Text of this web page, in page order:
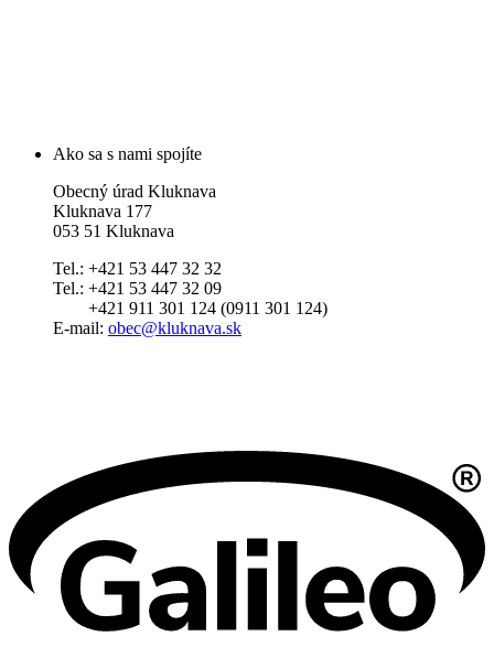
Ako sa s nami spojíte
Obecný úrad Kluknava
Kluknava 177
053 51 Kluknava
Tel.: +421 53 447 32 32
Tel.: +421 53 447 32 09
+421 911 301 124 (0911 301 124)
E-mail: obec@kluknava.sk